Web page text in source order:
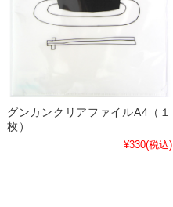
グンカンクリアファイルA4（１
枚）
¥330(税込)